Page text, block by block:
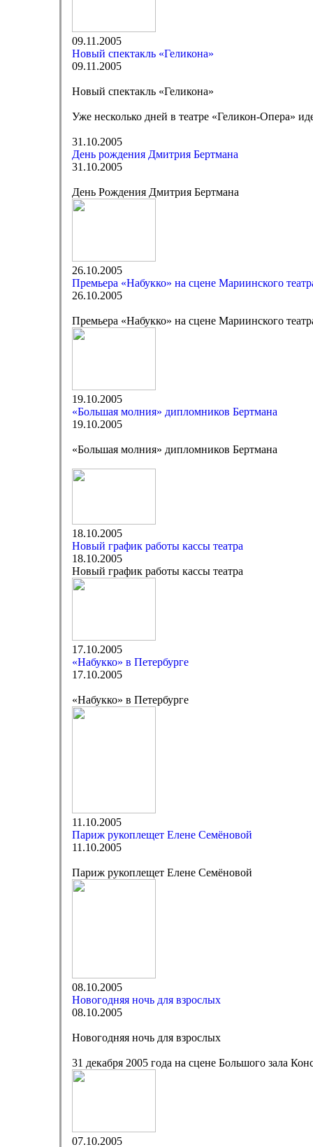
09.11.2005
Новый спектакль «Геликона»
09.11.2005
Новый спектакль «Геликона»
Уже несколько дней в театре «Геликон-Опера»
31.10.2005
День рождения Дмитрия Бертмана
31.10.2005
День Рождения Дмитрия Бертмана
26.10.2005
Премьера «Набукко» на сцене Мариинского
26.10.2005
Премьера «Набукко» на сцене Мариинского
19.10.2005
«Большая молния» дипломников Бертмана
19.10.2005
«Большая молния» дипломников Бертмана
18.10.2005
Новый график работы кассы театра
18.10.2005
Новый график работы кассы театра
17.10.2005
«Набукко» в Петербурге
17.10.2005
«Набукко» в Петербурге
11.10.2005
Париж рукоплещет Елене Семёновой
11.10.2005
Париж рукоплещет Елене Семёновой
08.10.2005
Новогодняя ночь для взрослых
08.10.2005
Новогодняя ночь для взрослых
31 декабря 2005 года на сцене Большого зала
07.10.2005